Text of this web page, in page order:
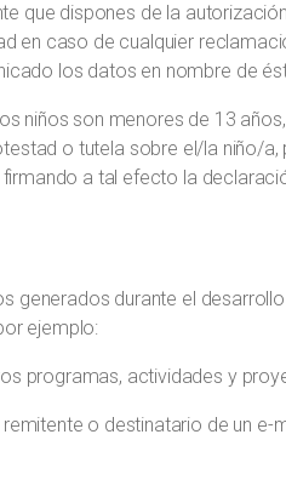
que dispones de la
en caso de cualquier
los datos en nombre de
niños son menores de 13
o tutela sobre el/la niño/
a tal efecto la
generados durante el
ejemplo:
programas, actividades y
o destinatario de un e-